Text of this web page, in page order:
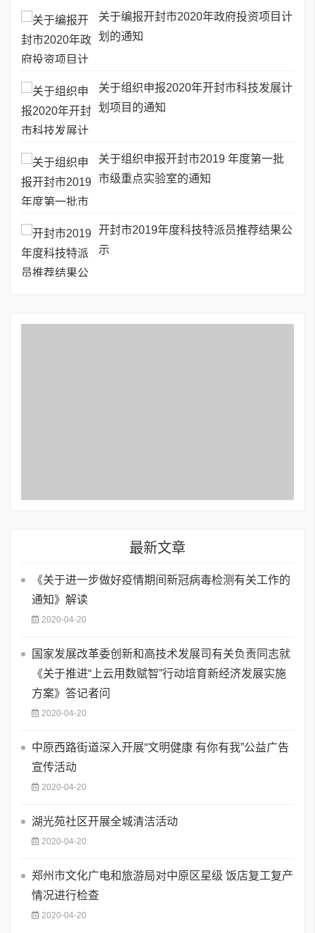
关于编报开封市2020年政府投资项目计
划的通知
关于组织申报2020年开封市科技发展计
划项目的通知
关于组织申报开封市2019 年度第一批
市级重点实验室的通知
开封市2019年度科技特派员推荐结果公
示
最新文章
《关于进一步做好疫情期间新冠病毒检测有关工作的
通知》解读
2020-04-20
国家发展改革委创新和高技术发展司有关负责同志就
《关于推进“上云用数赋智”行动培育新经济发展实施
方案》答记者问
2020-04-20
中原西路街道深入开展“文明健康 有你有我”公益广告
宣传活动
2020-04-20
湖光苑社区开展全城清洁活动
2020-04-20
郑州市文化广电和旅游局对中原区星级 饭店复工复产
情况进行检查
2020-04-20